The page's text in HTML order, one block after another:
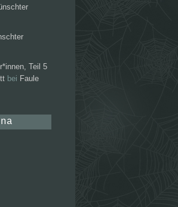
Teil 5
bei Faule